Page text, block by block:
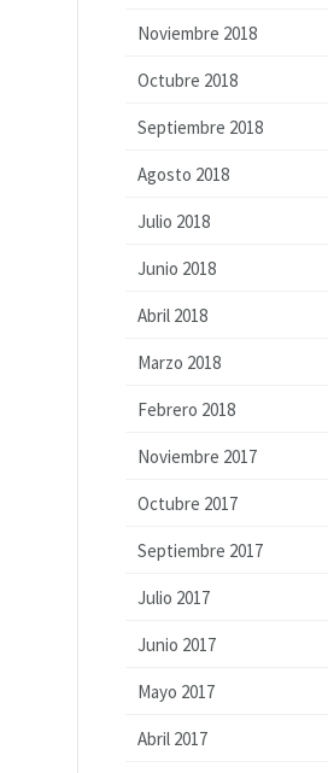
Noviembre 2018
Octubre 2018
Septiembre 2018
Agosto 2018
Julio 2018
Junio 2018
Abril 2018
Marzo 2018
Febrero 2018
Noviembre 2017
Octubre 2017
Septiembre 2017
Julio 2017
Junio 2017
Mayo 2017
Abril 2017